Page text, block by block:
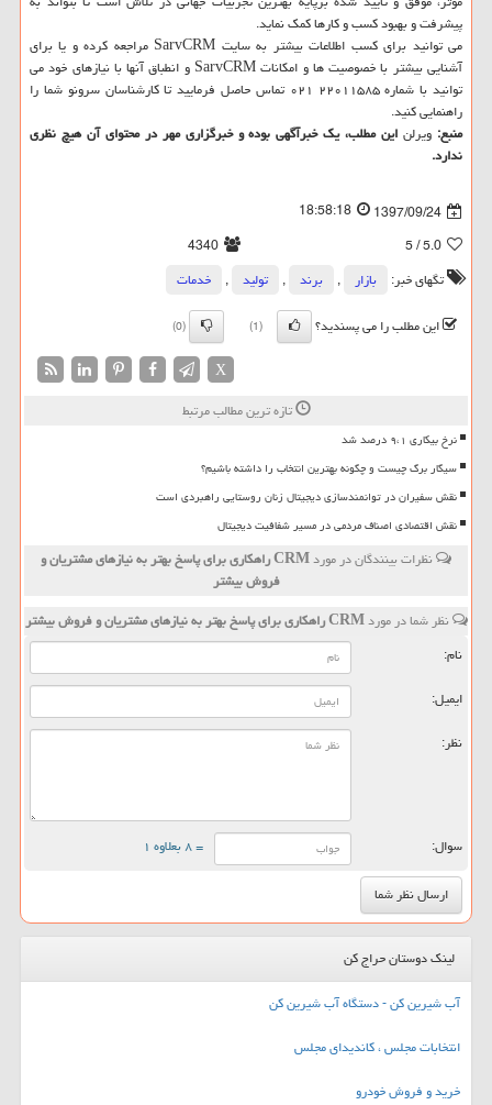
پیشرفت و بهبود كسب و كارها كمك نماید.
می توانید برای كسب اطلاعات بیشتر به سایت SarvCRM مراجعه كرده و یا برای
آشنایی بیشتر با خصوصیت ها و امكانات SarvCRM و انطباق آنها با نیازهای خود می
توانید با شماره ۲۲۰۱۱۵۸۵ ۰۲۱ تماس حاصل فرمایید تا كارشناسان سرونو شما را
راهنمایی كنید.
منبع: ویرلن این مطلب، یك خبرآگهی بوده و خبرگزاری مهر در محتوای آن هیچ نظری
ندارد.
1397/09/24
18:58:18
5.0
/ 5
4340
تگهای خبر:
بازار , برند , تولید ,
خدمات
این مطلب را می پسندید؟
(1)
(0)
X
تازه ترین مطالب مرتبط
نرخ بیکاری ۹،۱ درصد شد
سیگار برگ چیست و چگونه بهترین انتخاب را داشته باشیم؟
نقش سفیران در توانمندسازی دیجیتال زنان روستایی راهبردی است
نقش اقتصادی اصناف مردمی در مسیر شفافیت دیجیتال
نظرات بینندگان در مورد
CRM راهكاری برای پاسخ بهتر به نیازهای مشتریان و
فروش بیشتر
نظر شما در موردCRM راهكاری برای پاسخ بهتر به نیازهای مشتریان و فروش بیشتر
نام:
ایمیل:
نظر:
سوال: = ۸ بعلاوه ۱
لینک دوستان حراج کن
آب شیرین کن - دستگاه آب شیرین کن
انتخابات مجلس ، کاندیدای مجلس
خرید و فروش خودرو